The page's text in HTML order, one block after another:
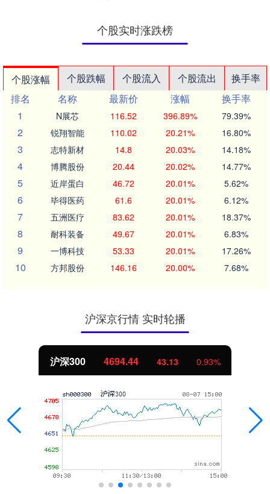
个股实时涨跌榜
个股涨幅 个股跌幅 个股流入 个股流出
换手率
排名
名称 最新价 涨幅
换手率
1
N展芯 116.52 396.89% 79.39%
2 锐翔智能 110.02 20.21% 16.80%
3 志特新材 14.8 20.03% 14.18%
4 博腾股份 20.44 20.02% 14.77%
5 近岸蛋白 46.72 20.01% 5.62%
6 毕得医药 61.6 20.01% 6.12%
7 五洲医疗 83.62 20.01% 18.37%
8 耐科装备 49.67 20.01% 6.83%
9 一博科技 53.33 20.01% 17.26%
10 方邦股份 146.16 20.00% 7.68%
沪深京行情 实时轮播
沪深300 4694.44 43.13 0.93%